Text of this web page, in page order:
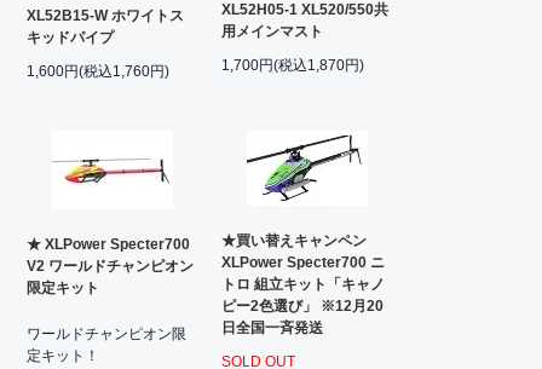
XL52B15-W ホワイトス
キッドパイプ
1,600円(税込1,760円)
XL52H05-1 XL520/550共
用メインマスト
1,700円(税込1,870円)
★ XLPower Specter700
V2 ワールドチャンピオン
限定キット
ワールドチャンピオン限
定キット！
★買い替えキャンペン
XLPower Specter700 ニ
トロ 組立キット「キャノ
ピー2色選び」 ※12月20
日全国一斉発送
SOLD OUT